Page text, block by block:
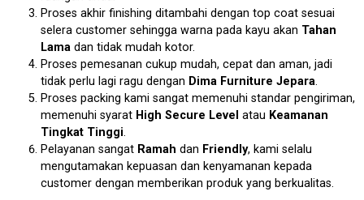
Proses akhir finishing ditambahi dengan top coat sesuai
selera customer sehingga warna pada kayu akan Tahan
Lama dan tidak mudah kotor.
Proses pemesanan cukup mudah, cepat dan aman, jadi
tidak perlu lagi ragu dengan Dima Furniture Jepara.
Proses packing kami sangat memenuhi standar pengiriman,
memenuhi syarat High Secure Level atau Keamanan
Tingkat Tinggi.
Pelayanan sangat Ramah dan Friendly, kami selalu
mengutamakan kepuasan dan kenyamanan kepada
customer dengan memberikan produk yang berkualitas.